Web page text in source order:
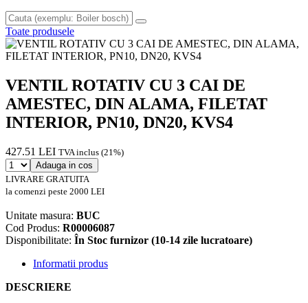
Toate produsele
VENTIL ROTATIV CU 3 CAI DE
AMESTEC, DIN ALAMA, FILETAT
INTERIOR, PN10, DN20, KVS4
427.51 LEI TVA inclus (21%)
Adauga in cos
LIVRARE GRATUITA
la comenzi peste 2000 LEI
Unitate masura: BUC
Cod Produs: R00006087
Disponibilitate: În Stoc furnizor (10-14 zile lucratoare)
Informatii produs
DESCRIERE